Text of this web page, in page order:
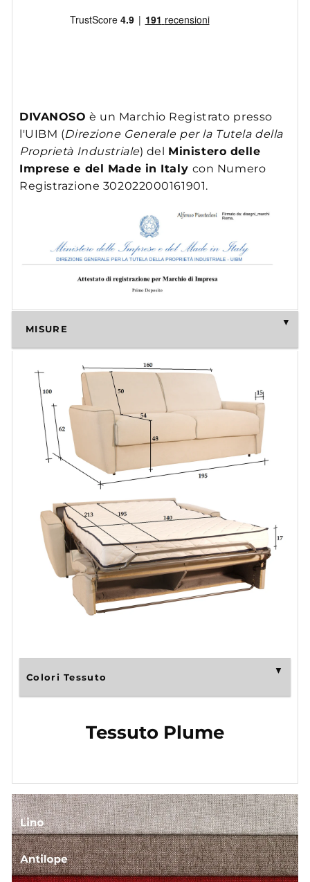
DIVANOSO è un Marchio Registrato presso
l'UIBM (Direzione Generale per la Tutela della
Proprietà Industriale) del
Ministero delle
Imprese e del Made in Italy con Numero
Registrazione 302022000161901.
MISURE
Colori Tessuto
Tessuto Plume